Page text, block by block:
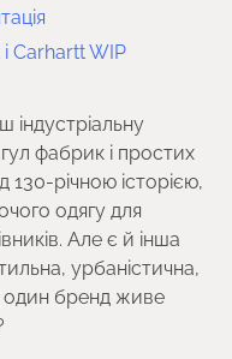
і Carhartt WIP
фабрик і простих
130-річною історією,
одягу для
Але є й інша
урбаністична,
один бренд живе